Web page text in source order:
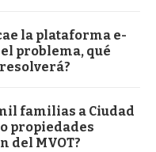
la plataforma e-
el problema, qué
familias a Ciudad
propiedades
del MVOT?